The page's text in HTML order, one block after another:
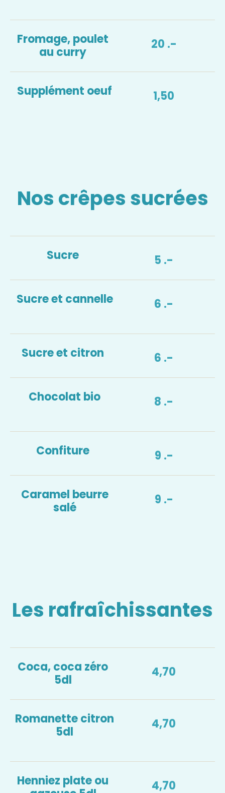
Fromage, poulet
au curry
20 .-
Supplément oeuf 1,50
Nos crêpes sucrées
Sucre 5 .-
Sucre et cannelle 6 .-
Sucre et citron 6 .-
Chocolat bio 8 .-
Confiture 9 .-
Caramel beurre
salé
9 .-
Les rafraîchissantes
Coca, coca zéro
5dl
4,70
Romanette citron
5dl
4,70
Henniez plate ou
4,70